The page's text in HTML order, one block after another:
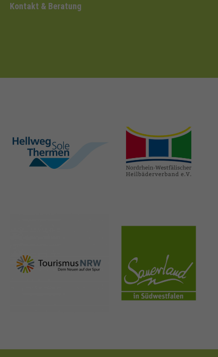
Kontakt & Beratung
hellweg-sole-
thermen.de
heilbaeder.de
nrw-
tourismus.de
sauerland.co
m